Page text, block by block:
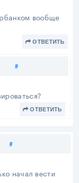
вообще
ОТВЕТИТЬ
#Поделиться
ОТВЕТИТЬ
#Поделиться
начал вести